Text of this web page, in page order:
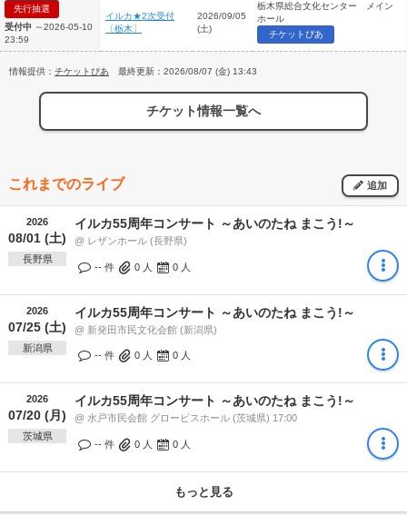
先行抽選
受付中 ～2026-05-10
23:59
イルカ★2次受付
〔栃木〕
2026/09/05
(土)
栃木県総合文化センター メイン
ホール
チケットぴあ
情報提供： チケットぴあ 最終更新：2026/08/07 (金) 13:43
チケット情報一覧へ
これまでのライブ 追加
2026
08/01 (土)
長野県
イルカ55周年コンサート ～あいのたね まこう!～
@ レザンホール (長野県)
-- 件 0 人 0 人
2026
07/25 (土)
新潟県
イルカ55周年コンサート ～あいのたね まこう!～
@ 新発田市民文化会館 (新潟県)
-- 件 0 人 0 人
2026
07/20 (月)
茨城県
イルカ55周年コンサート ～あいのたね まこう!～
@ 水戸市民会館 グロービスホール (茨城県) 17:00
-- 件 0 人 0 人
もっと見る